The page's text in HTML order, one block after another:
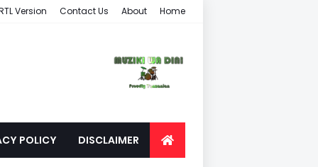
Home
About
Contact Us
Version
DISCLAIMER
POLICY